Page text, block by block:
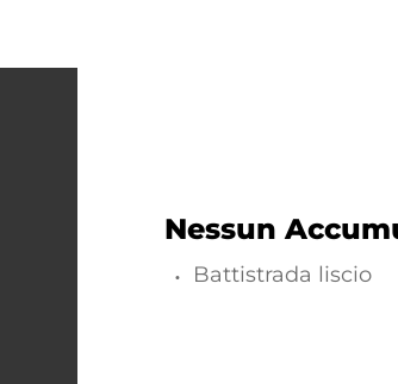
Nessun
Battistrada liscio